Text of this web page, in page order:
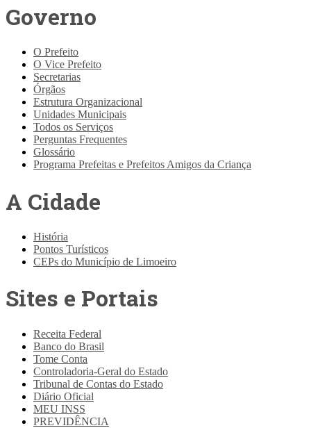
Governo
O Prefeito
O Vice Prefeito
Secretarias
Órgãos
Estrutura Organizacional
Unidades Municipais
Todos os Serviços
Perguntas Frequentes
Glossário
Programa Prefeitas e Prefeitos Amigos da Criança
A Cidade
História
Pontos Turísticos
CEPs do Município de Limoeiro
Sites e Portais
Receita Federal
Banco do Brasil
Tome Conta
Controladoria-Geral do Estado
Tribunal de Contas do Estado
Diário Oficial
MEU INSS
PREVIDÊNCIA